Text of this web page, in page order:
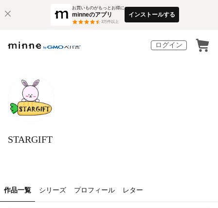
お買いものがもっとお得に
minneのアプリ
3万件以上
インストールする
ログイン
STARGIFT
作品一覧 シリーズ プロフィール レター